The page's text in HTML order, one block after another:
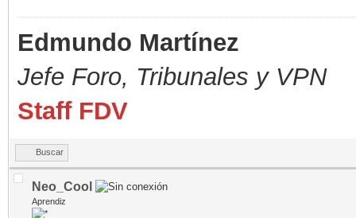
Edmundo Martínez
Jefe Foro, Tribunales y VPN
Staff FDV
Buscar
Neo_Cool
Aprendiz